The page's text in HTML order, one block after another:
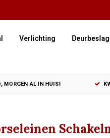
Verlichting Deurbeslag
MORGEN AL IN HUIS!